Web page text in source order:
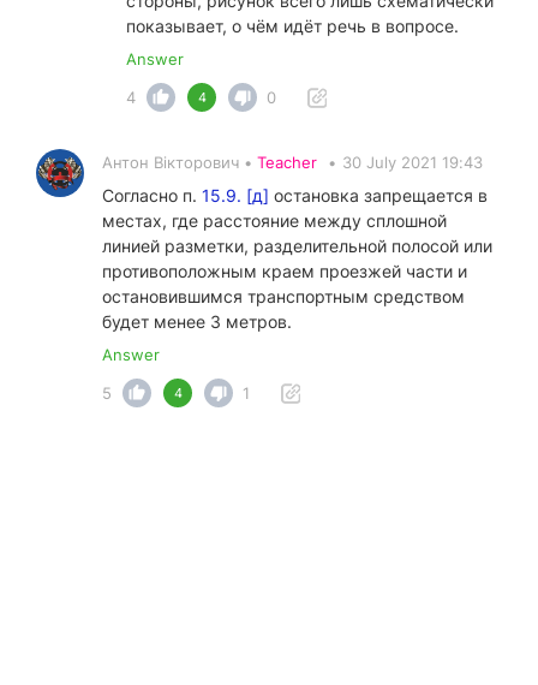
показывает, о чём идёт речь в вопросе.
Answer
4
4 0
Антон Вікторович • Teacher • 30 July 2021 19:43
Согласно п. 15.9. [д] остановка запрещается в
местах, где расстояние между сплошной
линией разметки, разделительной полосой или
противоположным краем проезжей части и
остановившимся транспортным средством
будет менее 3 метров.
Answer
5
4 1